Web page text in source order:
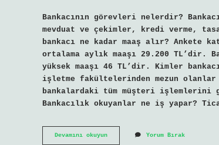
Bankacının görevleri nelerdir?
mevduat ve çekimler, kredi verme,
bankacı ne kadar maaş alır? Ankete
ortalama aylık maaşı 29.200 TL’dir.
yüksek maaşı 46 TL’dir. Kimler
işletme fakültelerinden mezun
bankalardaki tüm müşteri
Bankacılık okuyanlar ne iş yapar?
Devamını okuyunBankacı
Ne
Yorum Bırak